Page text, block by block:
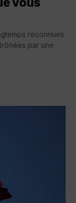
reconnues
par une